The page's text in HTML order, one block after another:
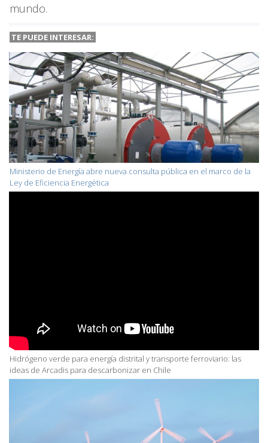
mundo.
TE PUEDE INTERESAR:
Ministerio de Energía abre nueva consulta pública en el marco de la
Ley de Eficiencia Energética
Hidrógeno verde para energía distrital y transporte ferroviario: las
ideas de Arcadis para descarbonizar en Chile